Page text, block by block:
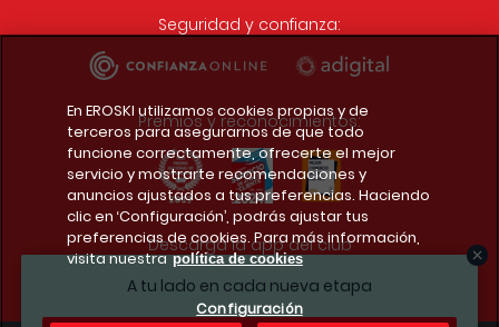
A tu lado en cada nueva etapa
Seguridad y confianza:
Premios y reconocimientos:
Descarga la app del club
En EROSKI utilizamos cookies propias y de
terceros para asegurarnos de que todo
funcione correctamente, ofrecerte el mejor
servicio y mostrarte recomendaciones y
anuncios ajustados a tus preferencias. Haciendo
clic en ‘Configuración’, podrás ajustar tus
preferencias de cookies. Para más información,
visita nuestra política de cookies
Configuración